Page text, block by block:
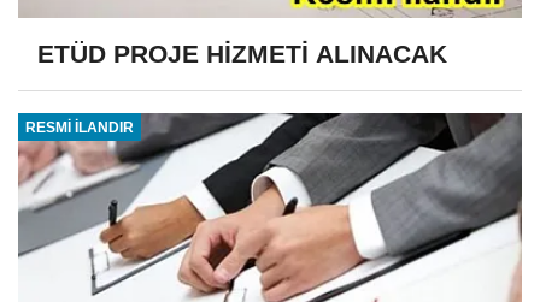
ETÜD PROJE HİZMETİ ALINACAK
RESMİ İLANDIR